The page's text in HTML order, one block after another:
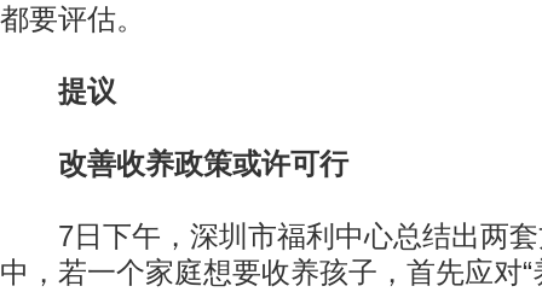
都要评估。
提议
改善收养政策或许可行
7日下午，深圳市福利中心总结出两套
中，若一个家庭想要收养孩子，首先应对“